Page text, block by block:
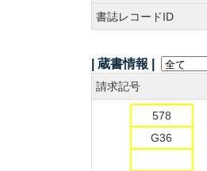
書誌レコードID
| 蔵書情報 |
請求記号
578
G36